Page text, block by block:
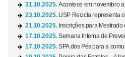
31.10.2025.Acontece em novembro
23.10.2025. USP Recicla representa
21.10.2025. Inscrições para
17.10.2025.Semana Interna de
17.10.2025.SPA dos Pés para a